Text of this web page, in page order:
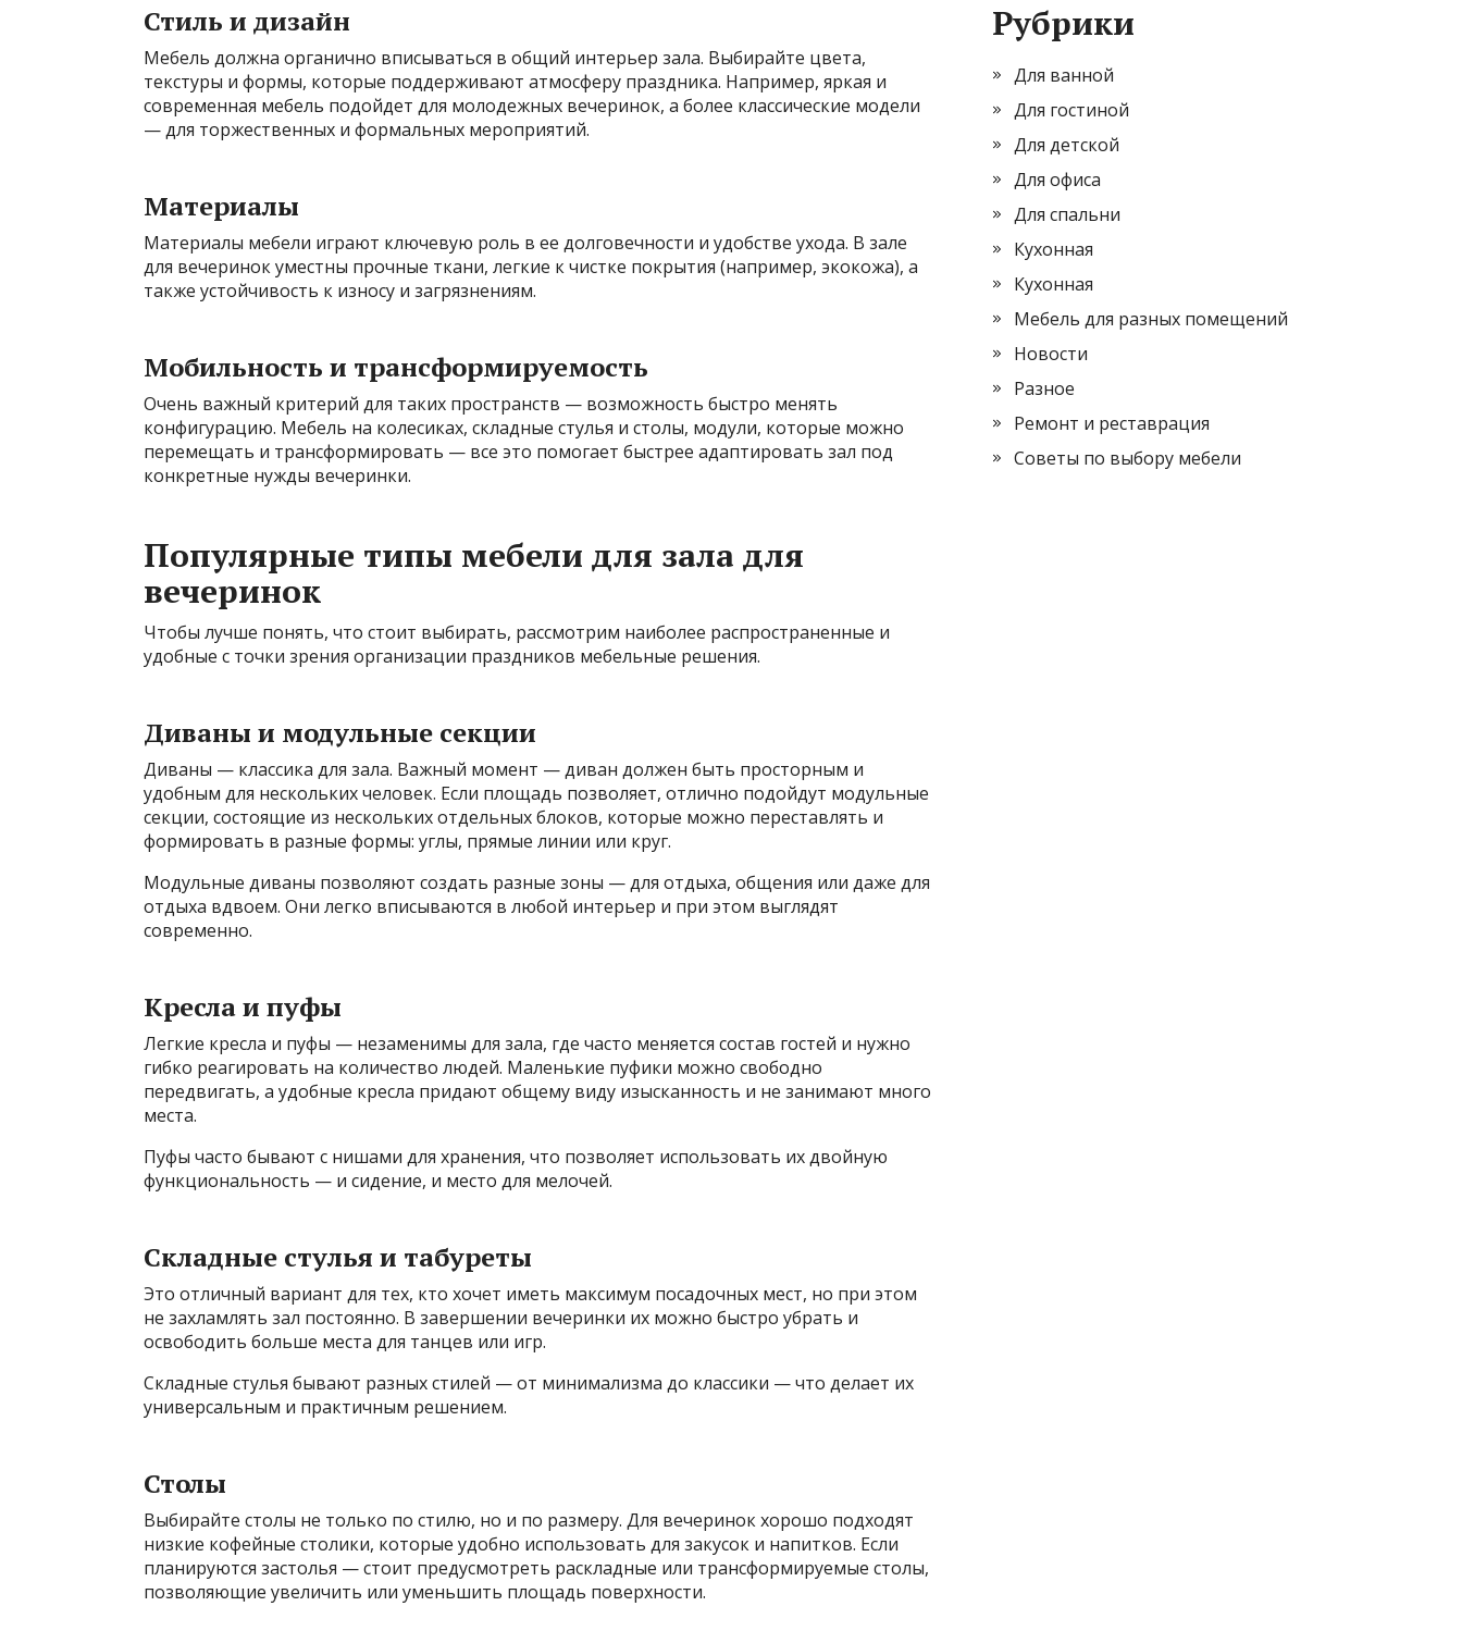
Стиль и дизайн
Мебель должна органично вписываться в общий интерьер зала. Выбирайте цвета,
текстуры и формы, которые поддерживают атмосферу праздника. Например, яркая и
современная мебель подойдет для молодежных вечеринок, а более классические модели
— для торжественных и формальных мероприятий.
Материалы
Материалы мебели играют ключевую роль в ее долговечности и удобстве ухода. В зале
для вечеринок уместны прочные ткани, легкие к чистке покрытия (например, экокожа), а
также устойчивость к износу и загрязнениям.
Мобильность и трансформируемость
Очень важный критерий для таких пространств — возможность быстро менять
конфигурацию. Мебель на колесиках, складные стулья и столы, модули, которые можно
перемещать и трансформировать — все это помогает быстрее адаптировать зал под
конкретные нужды вечеринки.
Популярные типы мебели для зала для
вечеринок
Чтобы лучше понять, что стоит выбирать, рассмотрим наиболее распространенные и
удобные с точки зрения организации праздников мебельные решения.
Диваны и модульные секции
Диваны — классика для зала. Важный момент — диван должен быть просторным и
удобным для нескольких человек. Если площадь позволяет, отлично подойдут модульные
секции, состоящие из нескольких отдельных блоков, которые можно переставлять и
формировать в разные формы: углы, прямые линии или круг.
Модульные диваны позволяют создать разные зоны — для отдыха, общения или даже для
отдыха вдвоем. Они легко вписываются в любой интерьер и при этом выглядят
современно.
Кресла и пуфы
Легкие кресла и пуфы — незаменимы для зала, где часто меняется состав гостей и нужно
гибко реагировать на количество людей. Маленькие пуфики можно свободно
передвигать, а удобные кресла придают общему виду изысканность и не занимают много
места.
Пуфы часто бывают с нишами для хранения, что позволяет использовать их двойную
функциональность — и сидение, и место для мелочей.
Складные стулья и табуреты
Это отличный вариант для тех, кто хочет иметь максимум посадочных мест, но при этом
не захламлять зал постоянно. В завершении вечеринки их можно быстро убрать и
освободить больше места для танцев или игр.
Складные стулья бывают разных стилей — от минимализма до классики — что делает их
универсальным и практичным решением.
Столы
Выбирайте столы не только по стилю, но и по размеру. Для вечеринок хорошо подходят
низкие кофейные столики, которые удобно использовать для закусок и напитков. Если
планируются застолья — стоит предусмотреть раскладные или трансформируемые столы,
позволяющие увеличить или уменьшить площадь поверхности.
Рубрики
Для ванной
Для гостиной
Для детской
Для офиса
Для спальни
Кухонная
Кухонная
Мебель для разных помещений
Новости
Разное
Ремонт и реставрация
Советы по выбору мебели